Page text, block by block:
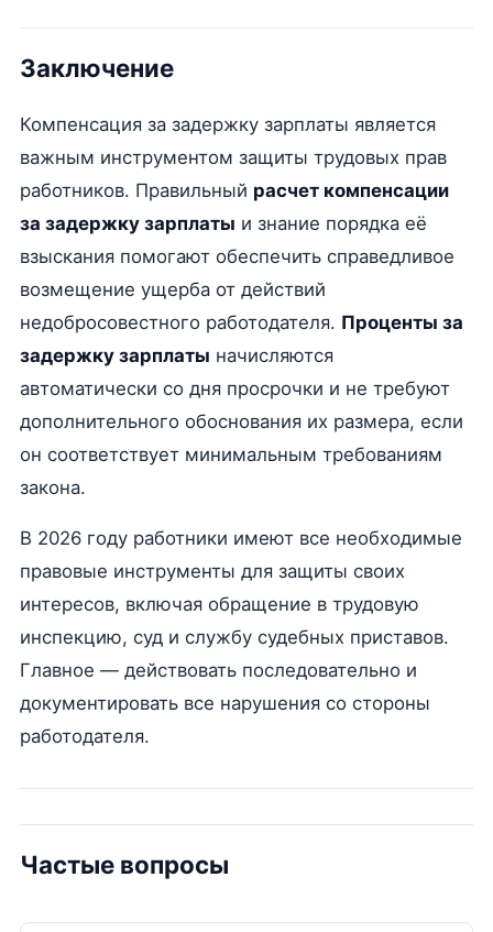
Заключение
Компенсация за задержку зарплаты является
важным инструментом защиты трудовых прав
работников. Правильный расчет компенсации
за задержку зарплаты и знание порядка её
взыскания помогают обеспечить справедливое
возмещение ущерба от действий
недобросовестного работодателя. Проценты за
задержку зарплаты начисляются
автоматически со дня просрочки и не требуют
дополнительного обоснования их размера, если
он соответствует минимальным требованиям
закона.
В 2026 году работники имеют все необходимые
правовые инструменты для защиты своих
интересов, включая обращение в трудовую
инспекцию, суд и службу судебных приставов.
Главное — действовать последовательно и
документировать все нарушения со стороны
работодателя.
Частые вопросы